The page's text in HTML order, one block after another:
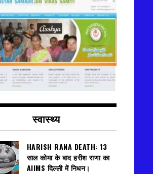
स्वास्थ्य
HARISH RANA DEATH: 13
साल कोमा के बाद हरीश राणा का
AIIMS दिल्ली में निधन।